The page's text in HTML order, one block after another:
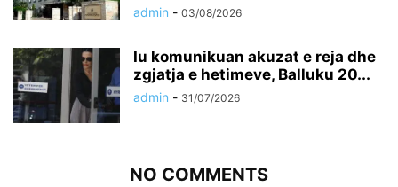
admin - 03/08/2026
Iu komunikuan akuzat e reja dhe
zgjatja e hetimeve, Balluku 20...
admin - 31/07/2026
NO COMMENTS